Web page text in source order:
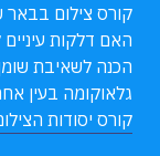
קורס צילום
האם דלקות
הכנה לשאיבת
גלאוקומה בעין
קורס יסודות